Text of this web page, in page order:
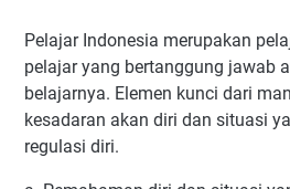
Pelajar Indonesia merupakan
pelajar yang bertanggung jawab
belajarnya. Elemen kunci dari
kesadaran akan diri dan situasi
regulasi diri.